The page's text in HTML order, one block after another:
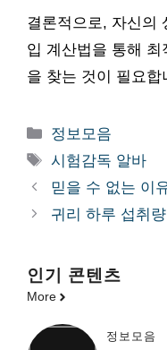
결론적으로, 자신의
입 계산법을 통해
을 찾는 것이 필요합
카
테
리
정보모음
태
그
시험감독 알바
믿을 수 없는 이
귀리 하루 섭취
인기 콘텐츠
More
정보모음